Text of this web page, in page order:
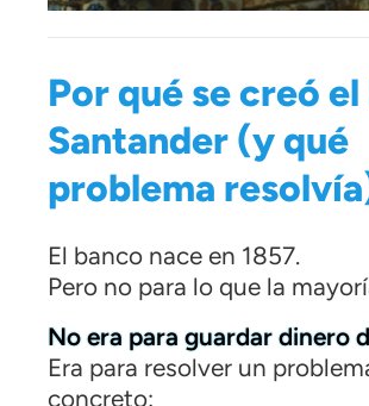
Por qué se creó el
Santander (y qué
problema
El banco nace en 1857.
Pero no para lo que la
No era para guardar dinero
Era para resolver un
concreto: